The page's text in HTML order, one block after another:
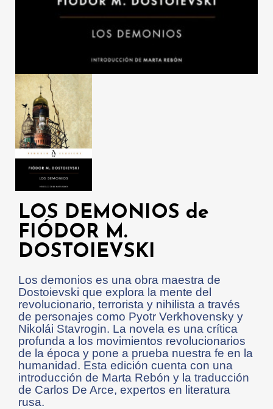
LOS DEMONIOS de
FIÓDOR M.
DOSTOIEVSKI
Los demonios es una obra maestra de
Dostoievski que explora la mente del
revolucionario, terrorista y nihilista a través
de personajes como Pyotr Verkhovensky y
Nikolái Stavrogin. La novela es una crítica
profunda a los movimientos revolucionarios
de la época y pone a prueba nuestra fe en la
humanidad. Esta edición cuenta con una
introducción de Marta Rebón y la traducción
de Carlos De Arce, expertos en literatura
rusa.